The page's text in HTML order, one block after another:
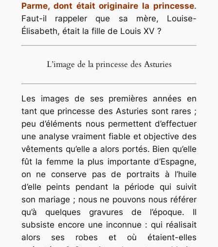
Parme, dont était originaire la princesse.
Faut-il rappeler que sa mère, Louise-
Élisabeth, était la fille de Louis XV ?
L’image de la princesse des Asturies
Les images de ses premières années en
tant que princesse des Asturies sont rares ;
peu d’éléments nous permettent d’effectuer
une analyse vraiment fiable et objective des
vêtements qu’elle a alors portés. Bien qu’elle
fût la femme la plus importante d’Espagne,
on ne conserve pas de portraits à l’huile
d’elle peints pendant la période qui suivit
son mariage ; nous ne pouvons nous référer
qu’à quelques gravures de l’époque. Il
subsiste encore une inconnue : qui réalisait
alors ses robes et où étaient-elles